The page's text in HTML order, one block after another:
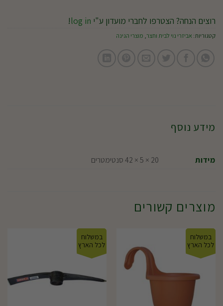
רוצים הנחה? הצטרפו לחברי מועדון ע"י log in
!
קטגוריות: אביזרי נוי לבית וחצר, מוצרי הגינה
מידע נוסף
מידות 20 × 5 × 42 סנטימטרים
מוצרים קשורים
במשלוח
לכל הארץ
במשלוח
לכל הארץ